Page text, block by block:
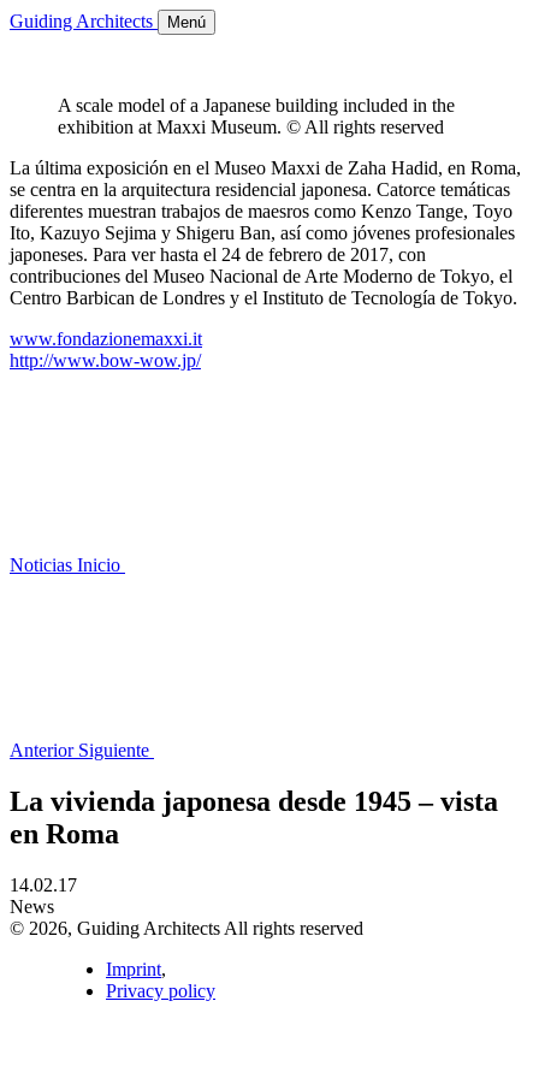
Guiding Architects Menú
A scale model of a Japanese building included in the
exhibition at Maxxi Museum. © All rights reserved
La última exposición en el Museo Maxxi de Zaha Hadid, en Roma,
se centra en la arquitectura residencial japonesa. Catorce temáticas
diferentes muestran trabajos de maesros como Kenzo Tange, Toyo
Ito, Kazuyo Sejima y Shigeru Ban, así como jóvenes profesionales
japoneses. Para ver hasta el 24 de febrero de 2017, con
contribuciones del Museo Nacional de Arte Moderno de Tokyo, el
Centro Barbican de Londres y el Instituto de Tecnología de Tokyo.
www.fondazionemaxxi.it
http://www.bow-wow.jp/
Noticias Inicio
Anterior Siguiente
La vivienda japonesa desde 1945 – vista
en Roma
14.02.17
News
© 2026, Guiding Architects All rights reserved
Imprint,
Privacy policy